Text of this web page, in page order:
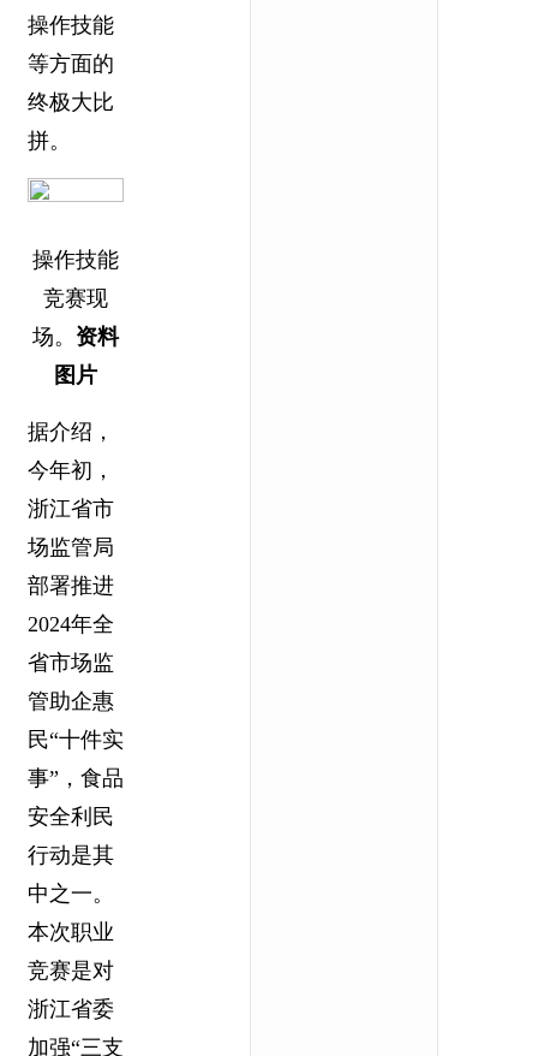
操作技能
等方面的
终极大比
拼。
操作技能
竞赛现
场。 资料
图片
据介绍，
今年初，
浙江省市
场监管局
部署推进
2024年全
省市场监
管助企惠
民“十件实
事”，食品
安全利民
行动是其
中之一。
本次职业
竞赛是对
浙江省委
加强“三支